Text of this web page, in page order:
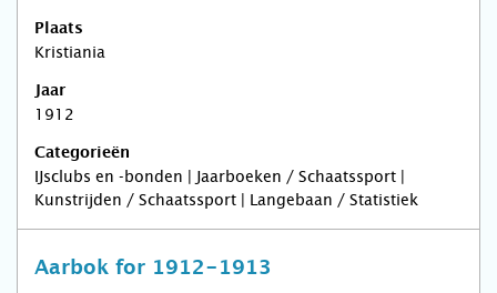
Plaats
Kristiania
Jaar
1912
Categorieën
IJsclubs en -bonden | Jaarboeken / Schaatssport |
Kunstrijden / Schaatssport | Langebaan / Statistiek
Aarbok for 1912-1913